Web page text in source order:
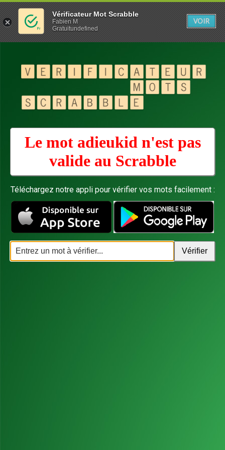
Le mot adieukid n'est pas
valide au Scrabble
Téléchargez notre appli pour vérifier vos mots facilement :
Vérificateur Mot Scrabble
Fabien M
Gratuitundefined
VOIR